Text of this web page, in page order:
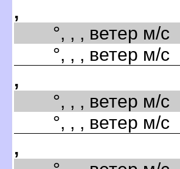
,
°, , , ветер м/с
°, , , ветер м/с
,
°, , , ветер м/с
°, , , ветер м/с
,